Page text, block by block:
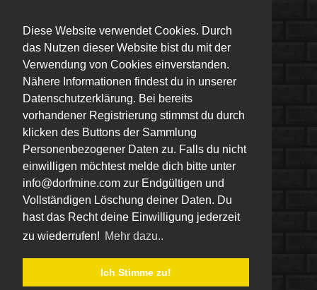
Diese Website verwendet Cookies. Durch
das Nutzen dieser Website bist du mit der
Verwendung von Cookies einverstanden.
Nähere Informationen findest du in unserer
Datenschutzerklärung. Bei bereits
vorhandener Registrierung stimmst du durch
klicken des Buttons der Sammlung
Personenbezogener Daten zu. Falls du nicht
einwilligen möchtest melde dich bitte unter
info@dorfmine.com zur Endgültigen und
Vollständigen Löschung deiner Daten. Du
hast das Recht deine Einwilligung jederzeit
zu wiederrufen! Mehr dazu..
Ich Stimme zu!